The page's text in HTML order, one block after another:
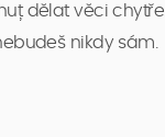
dělat věci chytře.
nikdy sám.